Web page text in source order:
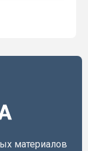
материалов